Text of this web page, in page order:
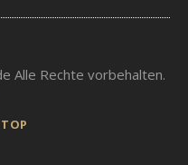
Alle Rechte vorbehalten.